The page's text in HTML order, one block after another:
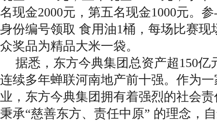
名现金2000元，第五名现金1000元。
身份编号领取 食用油1桶，每场比赛现
众奖品为精品大米一袋。
据悉，东方今典集团总资产超150亿
连续多年蝉联河南地产前十强。作为
业，东方今典集团拥有着强烈的社会
秉承“慈善东方、责任中原” 的理念，